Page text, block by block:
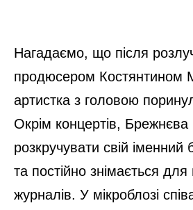
Нагадаємо, що після
продюсером Костянтином
артистка з головою
Окрім концертів,
розкручувати свій іменний
та постійно знімається
журналів. У мікроблозі